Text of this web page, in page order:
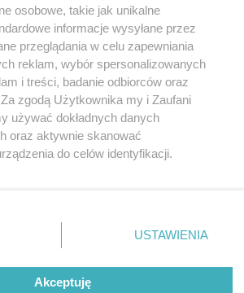
6 / 0
prywatności regulamin korzystania z portali
Skontakuj sięz nami
Kontakt
Wydawca
Redakcja
osobowe, takie jak unikalne
informacje wysyłane przez
przeglądania w celu zapewniania
reklam, wybór spersonalizowanych
i treści, badanie odbiorców oraz
Za zgodą Użytkownika my i Zaufani
używać dokładnych danych
oraz aktywnie skanować
do celów identyfikacji.
przycisk ustawień prywatności
dolnym rogu strony
danych nie wymagają zgody
prawo sprzeciwić się takiemu
USTAWIENIA
Akceptuję